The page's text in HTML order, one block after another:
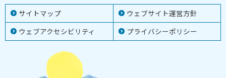
サイトマップ
ウェブサイト運営方針
ウェブアクセシビリティ
プライバシーポリシー